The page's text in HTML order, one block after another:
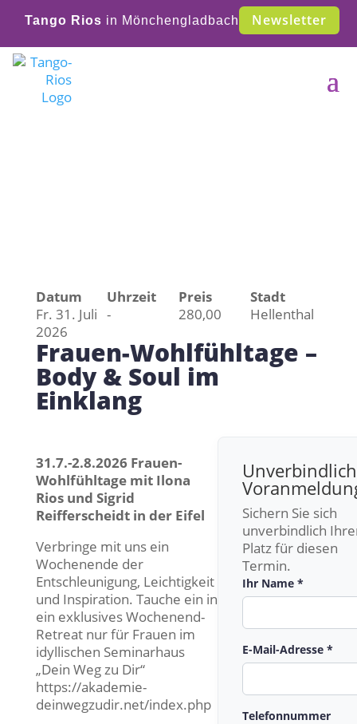
Tango Rios in Mönchengladbach Newsletter
Datum
Fr. 31. Juli
2026
Uhrzeit
-
Preis
280,00
Stadt
Hellenthal
Frauen-Wohlfühltage –
Body & Soul im
Einklang
31.7.-2.8.2026 Frauen-
Wohlfühltage mit Ilona
Rios und Sigrid
Reifferscheidt in der Eifel
Verbringe mit uns ein
Wochenende der
Entschleunigung, Leichtigkeit
und Inspiration. Tauche ein in
ein exklusives Wochenend-
Retreat nur für Frauen im
idyllischen Seminarhaus
„Dein Weg zu Dir“
https://akademie-
deinwegzudir.net/index.php
Sichern Sie sich
unverbindlich
Platz für diesen
Termin.
Ihr Name *
E-Mail-Adresse *
Telefonnummer